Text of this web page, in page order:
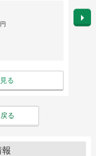
る
勤務
英語
給
る